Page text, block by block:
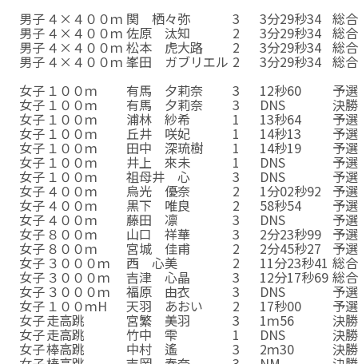
男子 ４×４００ｍ 関 栖々弥 3 3分29秒34 総合
男子 ４×４００ｍ 佐原 汰知 2 3分29秒34 総合
男子 ４×４００ｍ 松本 虎大路 2 3分29秒34 総合
男子 ４×４００ｍ 峯田 ガブリエル 2 3分29秒34 総合
女子 １００ｍ 有馬 夕莉奈 3 12秒60 予選
女子 １００ｍ 有馬 夕莉奈 3 DNS 決勝
女子 １００ｍ 浦林 紗希 1 13秒64 予選
女子 １００ｍ 丘井 咲妃 1 14秒13 予選
女子 １００ｍ 田中 深琉樹 1 14秒19 予選
女子 １００ｍ 井上 來未 1 DNS 予選
女子 １００ｍ 祖母井 心 3 DNS 予選
女子 ４００ｍ 烏光 優奈 2 1分02秒92 予選
女子 ４００ｍ 黒下 唯良 2 58秒54 予選
女子 ４００ｍ 藤田 凛 3 DNS 予選
女子 ８００ｍ 山口 祥華 3 2分23秒99 予選
女子 ８００ｍ 宮城 佳甫 2 2分45秒27 予選
女子 ３０００ｍ 西 心美 2 11分23秒41 総合
女子 ３０００ｍ 吉津 心晶 3 12分17秒69 総合
女子 ３０００ｍ 福原 由衣 3 DNS 予選
女子 １００ｍH 天羽 あおい 2 17秒00 予選
女子走高跳 宮繁 美羽 3 1ｍ56 決勝
女子走高跳 竹中 雫 1 DNS 決勝
女子棒高跳 中村 遙 3 2ｍ30 決勝